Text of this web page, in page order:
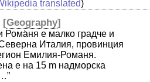
translated)
[Geography]
Рома̀ня е малко градче и
Италия, провинция
Емилия-Романя.
е на 15 m надморска